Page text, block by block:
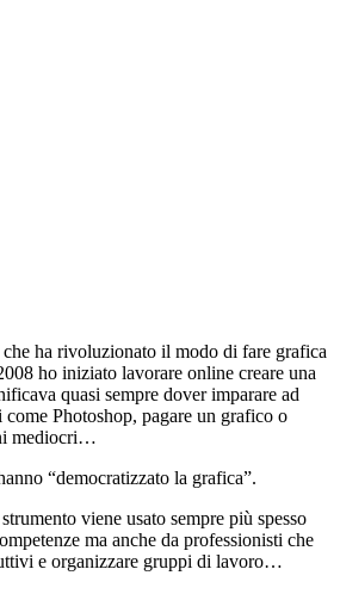
ha rivoluzionato il modo di fare grafica
ho iniziato lavorare online creare una
quasi sempre dover imparare ad
come Photoshop, pagare un grafico o
mediocri…
“democratizzato la grafica”.
viene usato sempre più spesso
ma anche da professionisti che
e organizzare gruppi di lavoro…